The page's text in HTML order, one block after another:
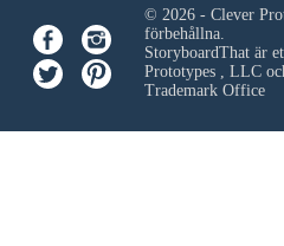
© 2026 - Clever
förbehållna.
StoryboardThat är
Prototypes , LLC
Trademark Office